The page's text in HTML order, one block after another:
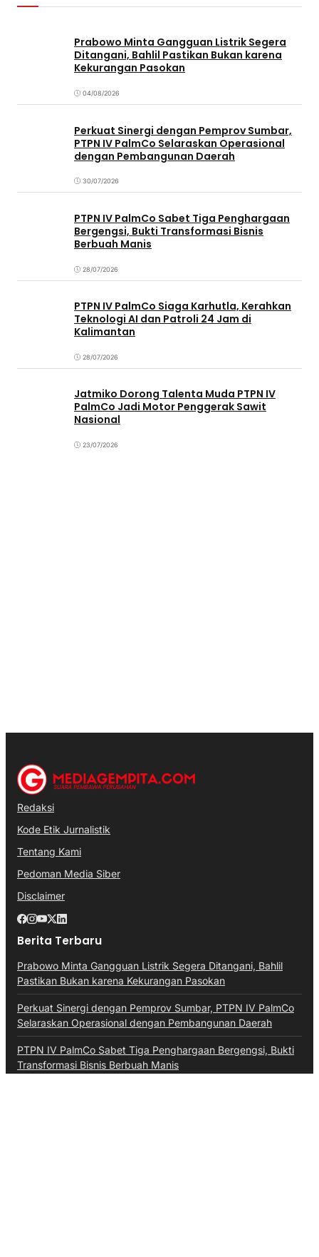
Prabowo Minta Gangguan Listrik Segera
Ditangani, Bahlil Pastikan Bukan karena
Kekurangan Pasokan
04/08/2026
Perkuat Sinergi dengan Pemprov Sumbar,
PTPN IV PalmCo Selaraskan Operasional
dengan Pembangunan Daerah
30/07/2026
PTPN IV PalmCo Sabet Tiga Penghargaan
Bergengsi, Bukti Transformasi Bisnis
Berbuah Manis
28/07/2026
PTPN IV PalmCo Siaga Karhutla, Kerahkan
Teknologi AI dan Patroli 24 Jam di
Kalimantan
28/07/2026
Jatmiko Dorong Talenta Muda PTPN IV
PalmCo Jadi Motor Penggerak Sawit
Nasional
23/07/2026
Redaksi
Kode Etik Jurnalistik
Tentang Kami
Pedoman Media Siber
Disclaimer
Berita Terbaru
Prabowo Minta Gangguan Listrik Segera Ditangani, Bahlil
Pastikan Bukan karena Kekurangan Pasokan
Perkuat Sinergi dengan Pemprov Sumbar, PTPN IV PalmCo
Selaraskan Operasional dengan Pembangunan Daerah
PTPN IV PalmCo Sabet Tiga Penghargaan Bergengsi, Bukti
Transformasi Bisnis Berbuah Manis